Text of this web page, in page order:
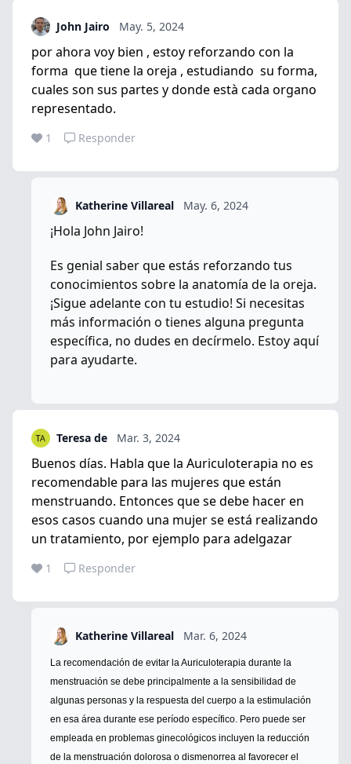
John Jairo May. 5, 2024
por ahora voy bien , estoy reforzando con la
forma que tiene la oreja , estudiando su forma,
cuales son sus partes y donde està cada organo
representado.
1 Responder
Katherine Villareal May. 6, 2024
¡Hola John Jairo!
Es genial saber que estás reforzando tus
conocimientos sobre la anatomía de la oreja.
¡Sigue adelante con tu estudio! Si necesitas
más información o tienes alguna pregunta
específica, no dudes en decírmelo. Estoy aquí
para ayudarte.
Teresa de Mar. 3, 2024
Buenos días. Habla que la Auriculoterapia no es
recomendable para las mujeres que están
menstruando. Entonces que se debe hacer en
esos casos cuando una mujer se está realizando
un tratamiento, por ejemplo para adelgazar
1 Responder
Katherine Villareal Mar. 6, 2024
La recomendación de evitar la Auriculoterapia durante la
menstruación se debe principalmente a la sensibilidad de
algunas personas y la respuesta del cuerpo a la estimulación
en esa área durante ese período específico. Pero puede ser
empleada en problemas ginecológicos incluyen la reducción
de la menstruación dolorosa o dismenorrea al favorecer el